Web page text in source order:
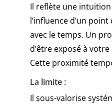
Il reflète une
l’influence d’un
avec le temps. Un
d’être exposé à
Cette proximité
La limite :
Il sous-valorise